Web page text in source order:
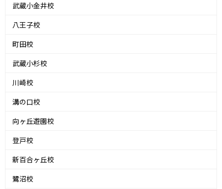
武蔵小金井校
八王子校
町田校
武蔵小杉校
川崎校
溝の口校
向ヶ丘遊園校
登戸校
新百合ヶ丘校
鷺沼校